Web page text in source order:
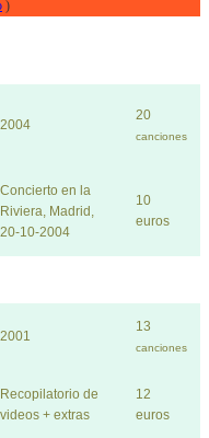
)
2004
20
canciones
Concierto en la
Riviera, Madrid,
20-10-2004
10
euros
2001
13
canciones
Recopilatorio de
videos + extras
12
euros